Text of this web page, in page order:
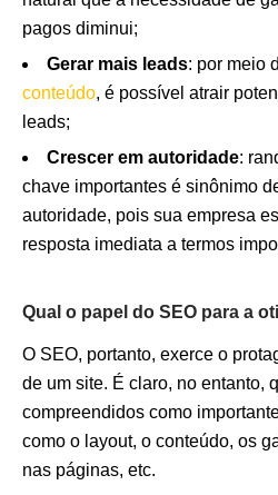
pagos diminui;
Gerar mais leads: por meio
conteúdo, é possível atrair
leads;
Crescer em autoridade:
chave importantes é sinônimo
autoridade, pois sua empresa
resposta imediata a termos
Qual o papel do SEO para a
O SEO, portanto, exerce o
de um site. É claro, no entanto,
compreendidos como
como o layout, o conteúdo, os
nas páginas, etc.